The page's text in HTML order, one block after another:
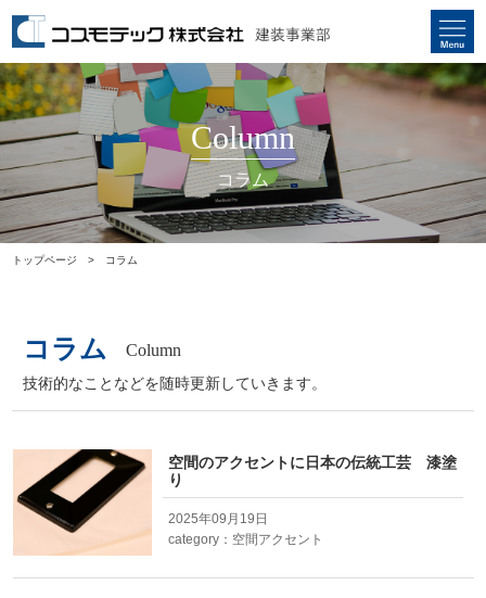
Column
コラム
トップページ コラム
コラム Column
技術的なことなどを随時更新していきます。
空間のアクセントに日本の伝統工芸 漆塗
り
2025年09月19日
category： 空間アクセント